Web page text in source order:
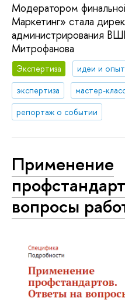
Модератором
Маркетинг» стала
администрирования
Митрофанова
Экспертиза
идеи и опыт
экспертиза
мастер-
репортаж о событии
Применение
вопросы